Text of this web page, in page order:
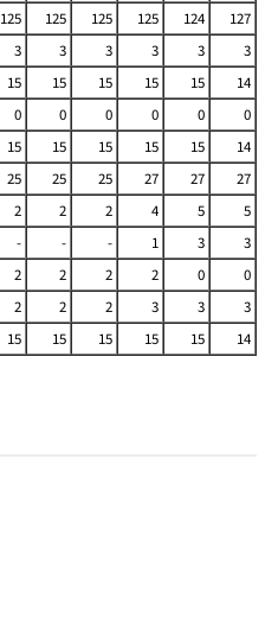
125 125 125 125 124
127
3 3 3 3 3
3
15 15 15 15 15
14
0 0 0 0 0
0
15 15 15 15 15
14
25 25 25 27 27
27
2 2 2 4 5
5
- - - 1 3
3
2 2 2 2 0
0
2 2 2 3 3
3
15 15 15 15 15 14